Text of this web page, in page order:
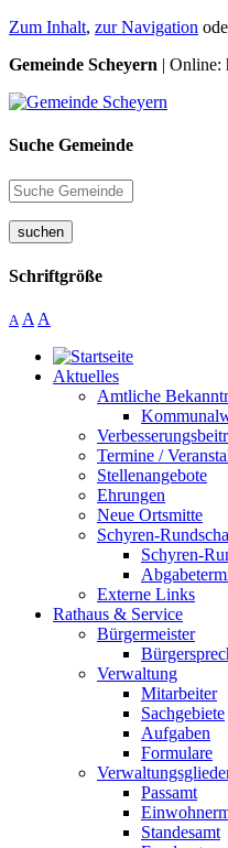
Zum Inhalt, zur Navigation
Gemeinde Scheyern | Online:
Suche Gemeinde
suchen
Schriftgröße
A A A
Aktuelles
Amtliche
Termine /
Stellenangebote
Ehrungen
Neue Ortsmitte
Schyren-
Schyren-
Externe Links
Rathaus & Service
Bürgermeister
Verwaltung
Mitarbeiter
Sachgebiete
Aufgaben
Formulare
Passamt
Standesamt